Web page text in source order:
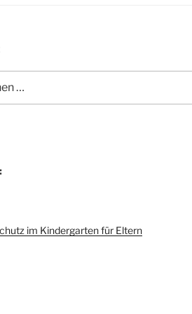
im Kindergarten für Eltern